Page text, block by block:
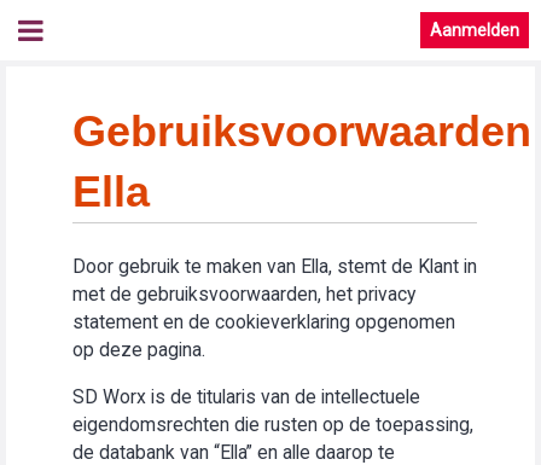
Aanmelden
Gebruiksvoorwaarden
Ella
Door gebruik te maken van Ella, stemt de Klant in
met de gebruiksvoorwaarden, het privacy
statement en de cookieverklaring opgenomen
op deze pagina.
SD Worx is de titularis van de intellectuele
eigendomsrechten die rusten op de toepassing,
de databank van “Ella” en alle daarop te